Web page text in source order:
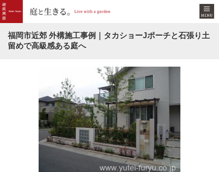
福岡市近郊 外構施工事例｜タカショーJポーチと石張り土
留めで高級感ある庭へ